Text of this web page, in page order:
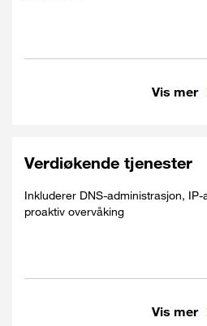
Global tilkobling
Pålitelig og konsekvent
Vis mer
Verdiøkende tjenester
Inkluderer DNS-administrasjon,
proaktiv overvåking
Vis mer